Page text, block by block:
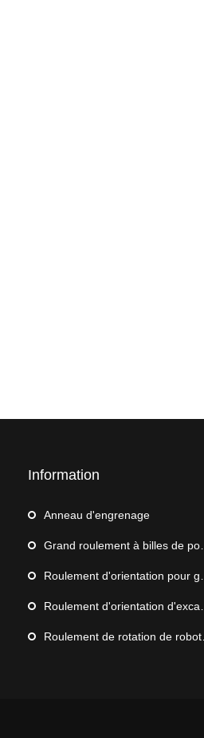
Information
Anneau d'engrenage
Grand roulement à billes de poussée
Roulement d'orientation pour grue de navire
Roulement d'orientation d'excavatrice
Roulement de rotation de robot de palettisation